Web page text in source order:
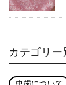
カテゴリ